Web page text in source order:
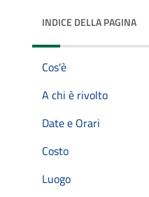
INDICE DELLA PAGINA
Cos'è
A chi è rivolto
Date e Orari
Costo
Luogo